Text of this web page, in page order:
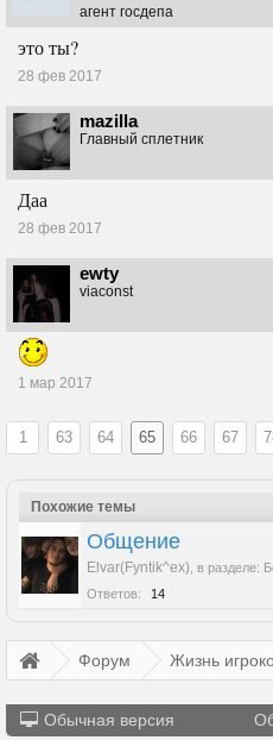
агент госдепа
это ты?
28 фев 2017
mazilla
Главный сплетник
Даа
28 фев 2017
ewty
viaconst
1 мар 2017
1 63 64 65 66 67
Похожие темы
Общение
Elvar(Fyntik^ex) в разделе:
Ответов:
14
Форум Жизнь
Обычная версия